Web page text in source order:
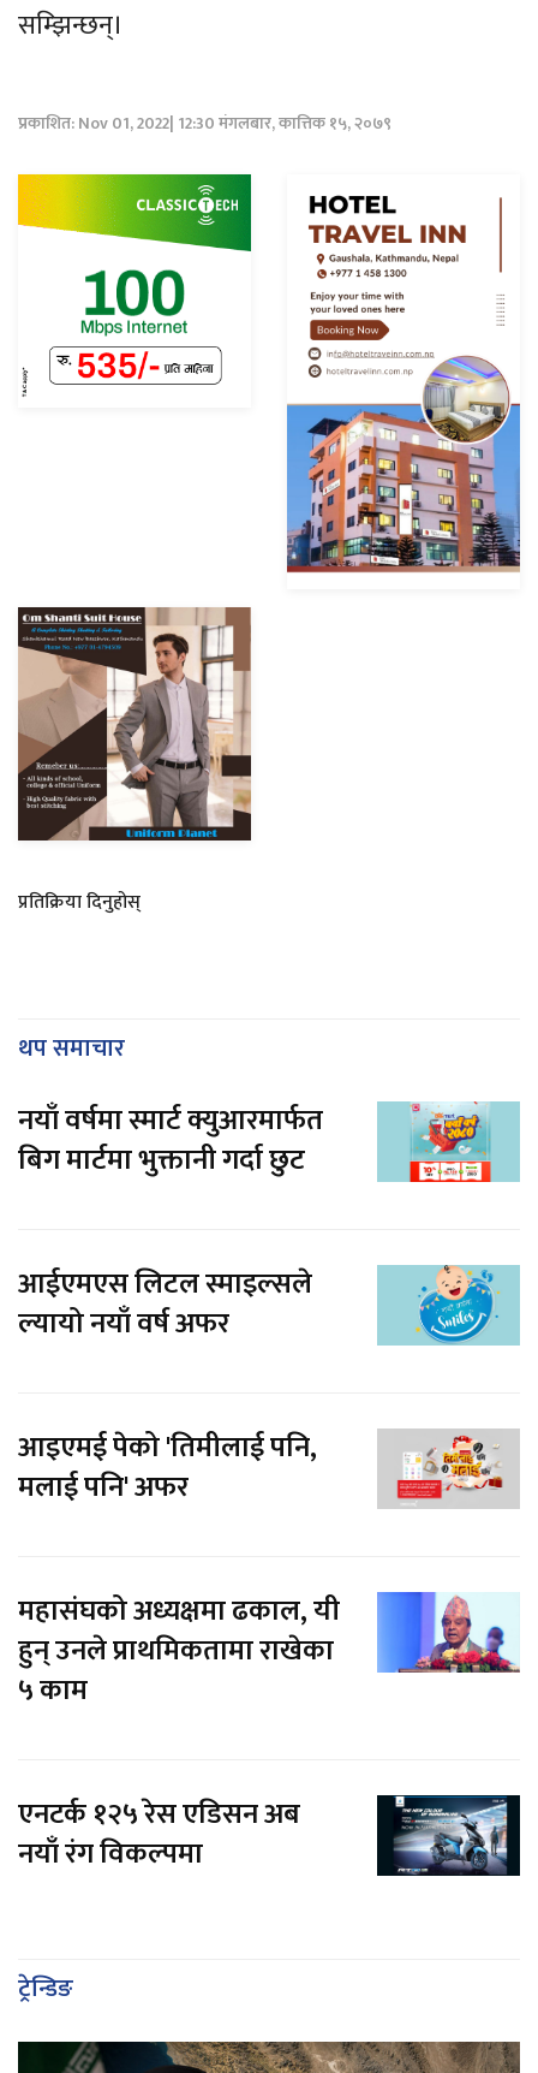
सम्झिन्छन्।
प्रकाशित: Nov 01, 2022| 12:30 मंगलबार, कात्तिक १५, २०७९
प्रतिक्रिया दिनुहोस्
थप समाचार
नयाँ वर्षमा स्मार्ट क्युआरमार्फत
बिग मार्टमा भुक्तानी गर्दा छुट
आईएमएस लिटल स्माइल्सले
ल्यायो नयाँ वर्ष अफर
आइएमई पेको 'तिमीलाई पनि,
मलाई पनि' अफर
महासंघको अध्यक्षमा ढकाल, यी
हुन् उनले प्राथमिकतामा राखेका
५ काम
एनटर्क १२५ रेस एडिसन अब
नयाँ रंग विकल्पमा
ट्रेन्डिङ